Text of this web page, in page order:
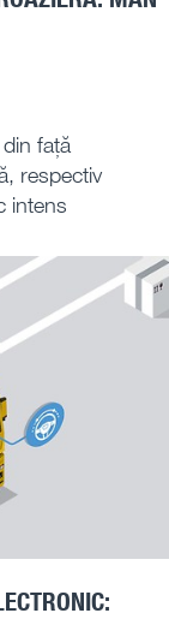
față
respectiv
intens